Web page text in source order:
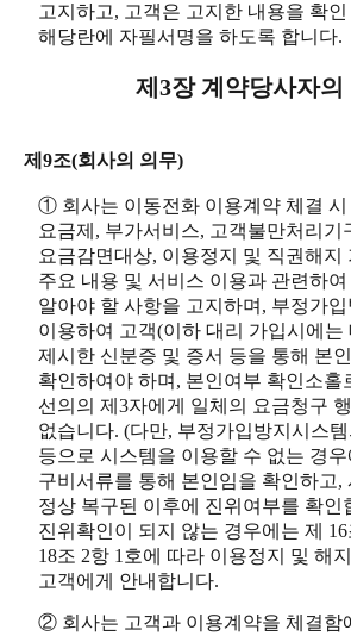
고지하고, 고객은 고지한 내용을 확
해당란에 자필서명을 하도록 합니다.
제3장 계약당사자의
제9조(회사의 의무)
① 회사는 이동전화 이용계약 체결 시
요금제, 부가서비스, 고객불만처리기
요금감면대상, 이용정지 및 직권해지
주요 내용 및 서비스 이용과 관련하여
알아야 할 사항을 고지하며, 부정가
이용하여 고객(이하 대리 가입시에는
제시한 신분증 및 증서 등을 통해 본
확인하여야 하며, 본인여부 확인소홀
선의의 제3자에게 일체의 요금청구
없습니다. (다만, 부정가입방지시스
등으로 시스템을 이용할 수 없는 경우
구비서류를 통해 본인임을 확인하고,
정상 복구된 이후에 진위여부를 확인
진위확인이 되지 않는 경우에는 제 16
18조 2항 1호에 따라 이용정지 및 해
고객에게 안내합니다.
② 회사는 고객과 이용계약을 체결함